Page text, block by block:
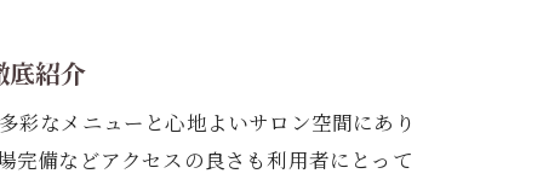
底紹介
彩なメニューと心地よいサロン空間にあり
完備などアクセスの良さも利用者にとって